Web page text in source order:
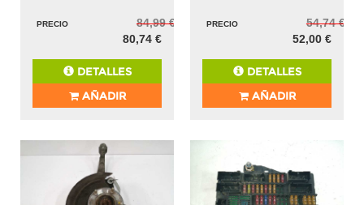
PRECIO
84,99 €
80,74 €
DETALLES
AÑADIR
PRECIO
54,74 €
52,00 €
DETALLES
AÑADIR